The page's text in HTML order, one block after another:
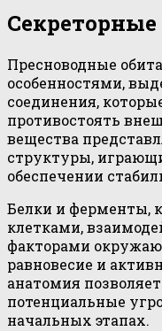
Пресноводные
особенностями,
соединения,
противостоять
вещества
структуры,
обеспечении
Белки и ферменты,
клетками,
факторами
равновесие и
анатомия
потенциальные
начальных этапах.